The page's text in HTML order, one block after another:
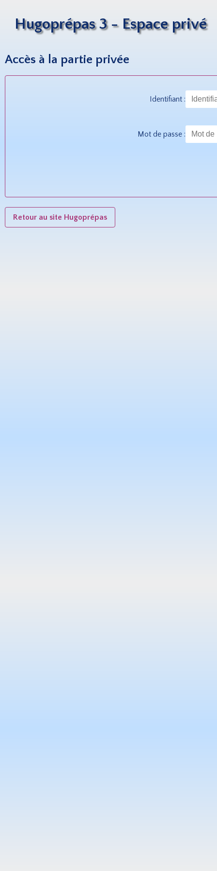
Hugoprépas 3 - Espace privé
Accès à la partie privée
Identifiant :
Mot de passe :
Retour au site Hugoprépas